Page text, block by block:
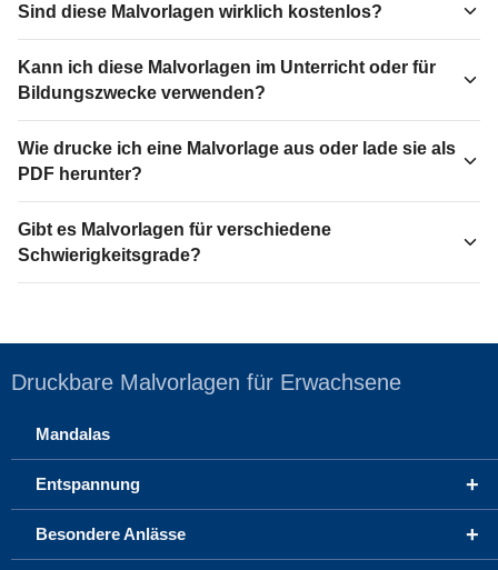
Sind diese Malvorlagen wirklich kostenlos?
Kann ich diese Malvorlagen im Unterricht oder für
Bildungszwecke verwenden?
Wie drucke ich eine Malvorlage aus oder lade sie als
PDF herunter?
Gibt es Malvorlagen für verschiedene
Schwierigkeitsgrade?
Druckbare Malvorlagen für Erwachsene
Mandalas
+
Entspannung
+
Besondere Anlässe